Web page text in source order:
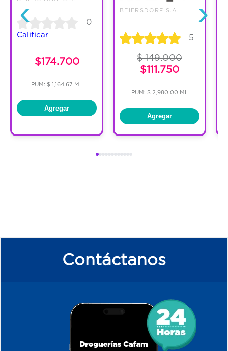
‹ 0
Calificar
$174.700
PUM: $ 1,164.67 ML
Agregar
BEIERSDORF S.A.
5
$ 149.000
$111.750
PUM: $ 2,980.00 ML
Agregar
›
Contáctanos